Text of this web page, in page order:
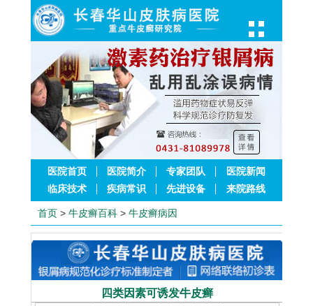
医院首页 医院简介 专家团队
医院新闻
临床技术
疾病常识 先进设备 来院路线
首页 > 牛皮癣百科 > 牛皮癣病因
四类因素可诱发牛皮癣